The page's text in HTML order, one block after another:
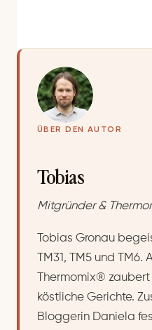
ÜBER DEN AUTOR
Tobias
Mitgründer &
Tobias Gronau
TM31, TM5 und TM6.
Thermomix®
köstliche Gerichte.
Bloggerin Daniela